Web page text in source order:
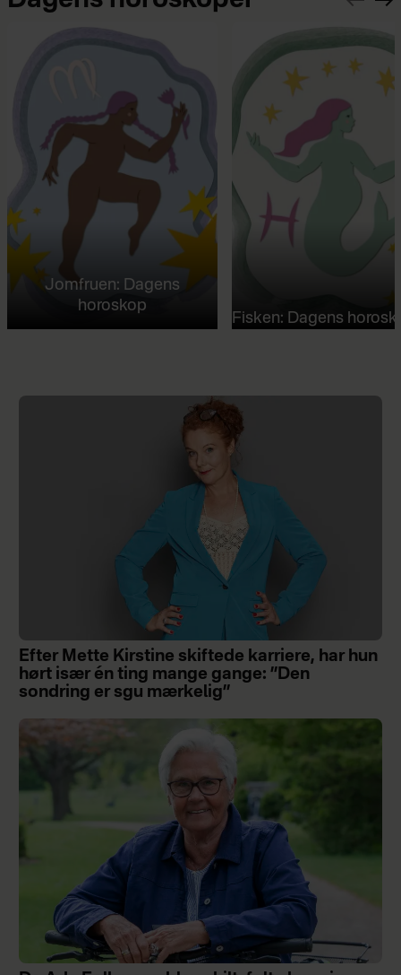
Jomfruen: Dagens
horoskop
Fisken: Dagens
Efter Mette Kirstine skiftede karriere, har hun
hørt især én ting mange gange: ”Den
sondring er sgu mærkelig”